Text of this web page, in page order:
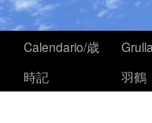
Calendario/歳
時記
羽鶴